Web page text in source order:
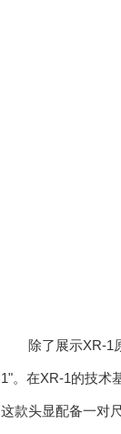
除了展示XR-1
1"。在XR-1的技术
这款头显配备一对